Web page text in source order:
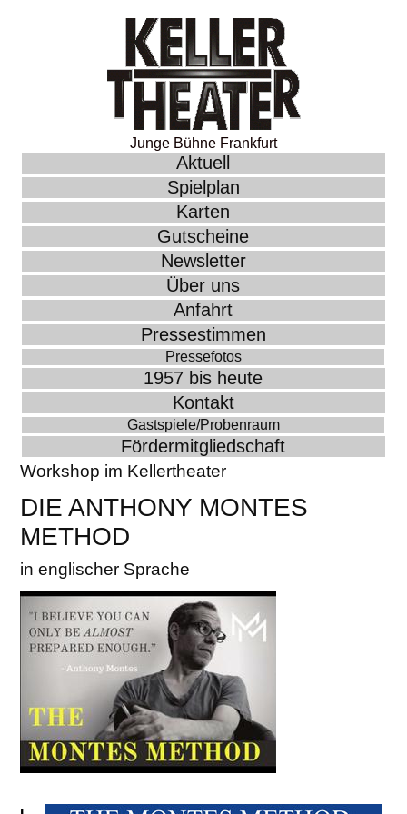
Junge Bühne Frankfurt
Aktuell
Spielplan
Karten
Gutscheine
Newsletter
Über uns
Anfahrt
Pressestimmen
Pressefotos
1957 bis heute
Kontakt
Gastspiele/Probenraum
Fördermitgliedschaft
Workshop im Kellertheater
DIE ANTHONY MONTES
METHOD
in englischer Sprache